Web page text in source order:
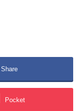
Share
Pocket